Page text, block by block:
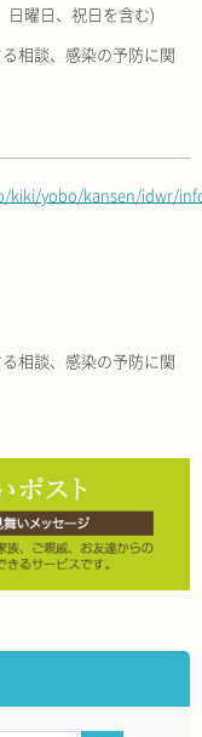
日曜日、祝日を含む)
相談、感染の予防に関
yobo/kansen/idwr/
相談、感染の予防に関